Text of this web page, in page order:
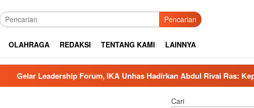
Pencarian
OLAHRAGA REDAKSI TENTANG KAMI LAINNYA
Forum, IKA Unhas Hadirkan Abdul Rivai Ras: Kepemimpinan
Cari